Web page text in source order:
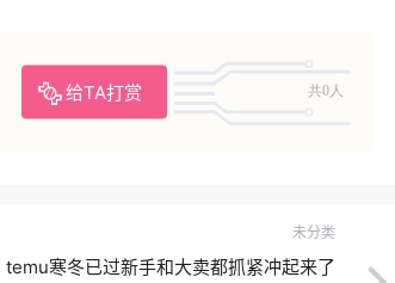
给TA打赏 共0人
未分类
temu寒冬已过新手和大卖都抓紧冲起来了